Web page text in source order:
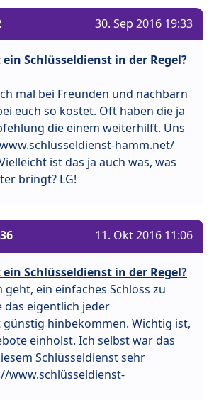
30. Sep 2016 19:33
ein Schlüsseldienst in der Regel?
mal bei Freunden und nachbarn
euch so kostet. Oft haben die ja
die einem weiterhilft. Uns
hamm.net/
ist das ja auch was, was
bringt? LG!
11. Okt 2016 11:06
ein Schlüsseldienst in der Regel?
geht, ein einfaches Schloss zu
das eigentlich jeder
günstig hinbekommen. Wichtig ist,
einholst. Ich selbst war das
Schlüsseldienst sehr
www.schlüsseldienst-